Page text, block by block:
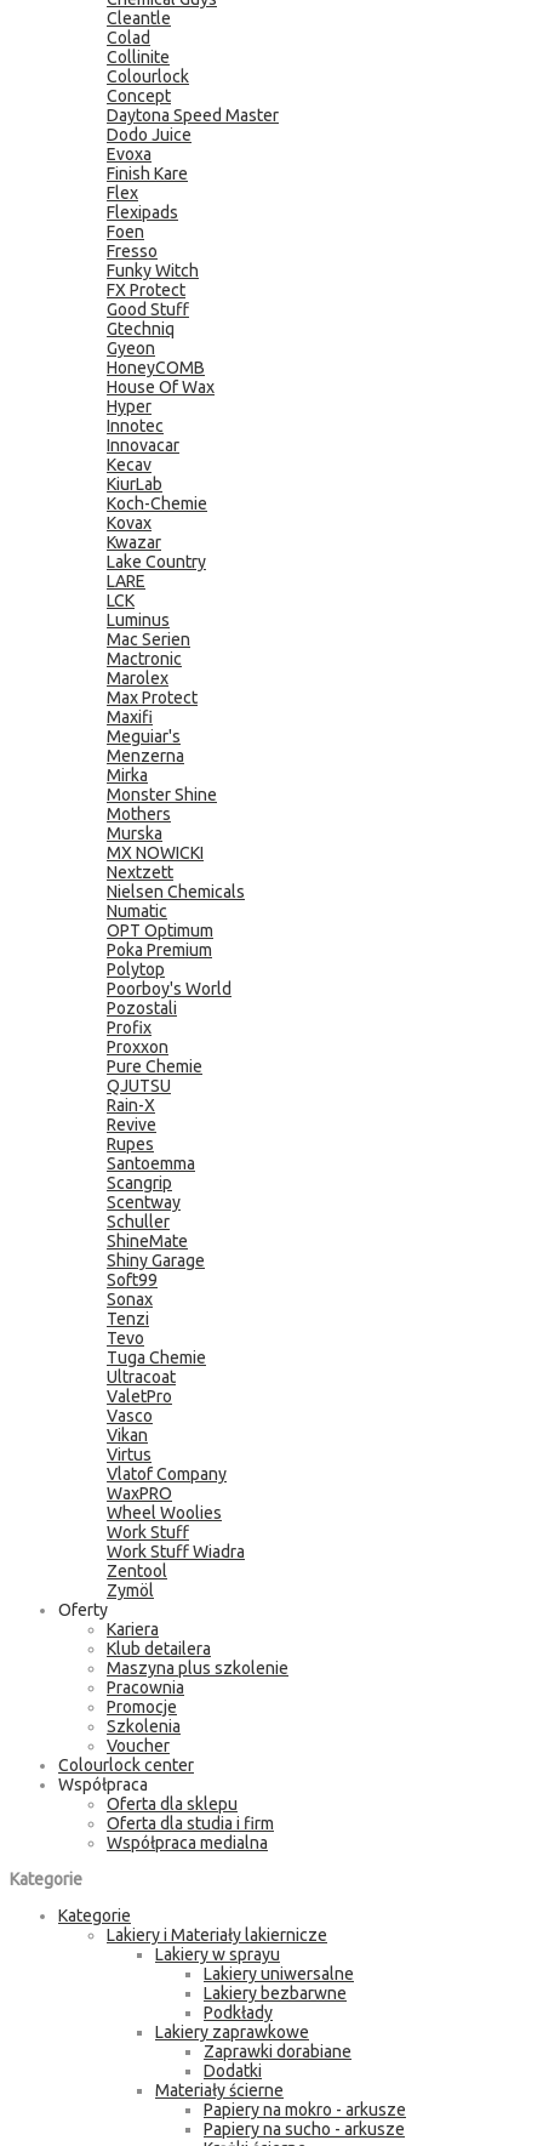
Cleantle
Colad
Collinite
Colourlock
Concept
Daytona Speed Master
Dodo Juice
Evoxa
Finish Kare
Flex
Flexipads
Foen
Fresso
Funky Witch
FX Protect
Good Stuff
Gtechniq
Gyeon
HoneyCOMB
House Of Wax
Hyper
Innotec
Innovacar
Kecav
KiurLab
Koch-Chemie
Kovax
Kwazar
Lake Country
LARE
LCK
Luminus
Mac Serien
Mactronic
Marolex
Max Protect
Maxifi
Meguiar's
Menzerna
Mirka
Monster Shine
Mothers
Murska
MX NOWICKI
Nextzett
Nielsen Chemicals
Numatic
OPT Optimum
Poka Premium
Polytop
Poorboy's World
Pozostali
Profix
Proxxon
Pure Chemie
QJUTSU
Rain-X
Revive
Rupes
Santoemma
Scangrip
Scentway
Schuller
ShineMate
Shiny Garage
Soft99
Sonax
Tenzi
Tevo
Tuga Chemie
Ultracoat
ValetPro
Vasco
Vikan
Virtus
Vlatof Company
WaxPRO
Wheel Woolies
Work Stuff
Work Stuff Wiadra
Zentool
Zymöl
Oferty
Kariera
Klub detailera
Maszyna plus szkolenie
Pracownia
Promocje
Szkolenia
Voucher
Colourlock center
Współpraca
Oferta dla sklepu
Oferta dla studia i firm
Współpraca medialna
Kategorie
Kategorie
Lakiery i Materiały lakiernicze
Lakiery w sprayu
Lakiery uniwersalne
Lakiery bezbarwne
Podkłady
Lakiery zaprawkowe
Zaprawki dorabiane
Dodatki
Materiały ścierne
Papiery na mokro - arkusze
Papiery na sucho - arkusze